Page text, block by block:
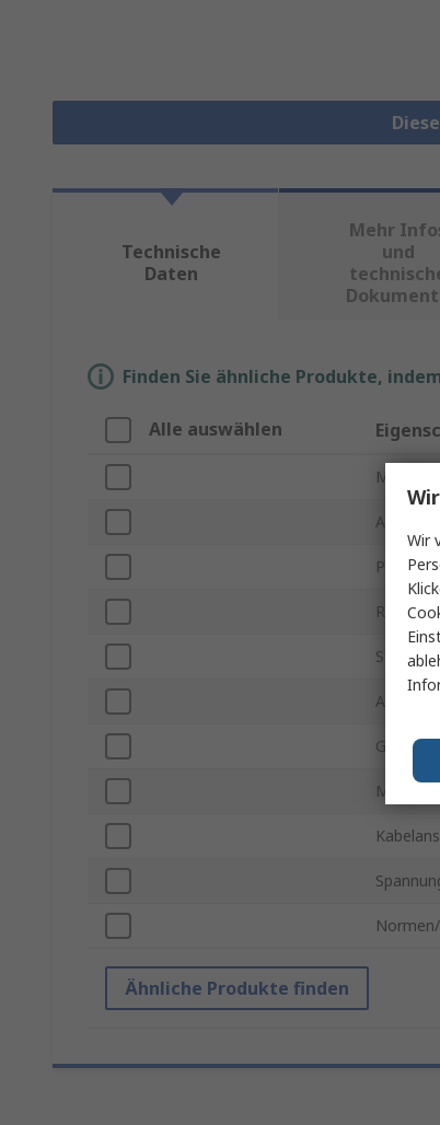
Technische
Daten
Mehr
und
Finden Sie ähnliche Produkte,
Alle auswählen
Marke
Anzahl
Produkt
Anzahl
Ähnliche Produkte finden
Wir